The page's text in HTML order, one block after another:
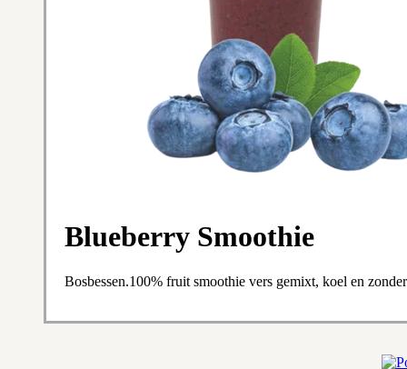
Blueberry Smoothie
Bosbessen.100% fruit smoothie vers gemixt, koel en